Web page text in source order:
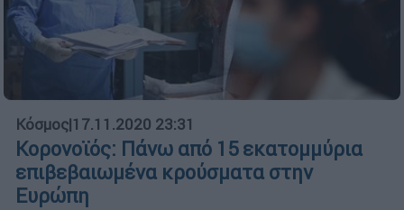
Κόσμος|17.11.2020 23:31
Κορονοϊός: Πάνω από 15 εκατομμύρια
επιβεβαιωμένα κρούσματα στην
Ευρώπη